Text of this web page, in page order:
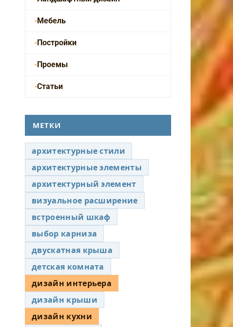
Мебель
Постройки
Проемы
Статьи
МЕТКИ
архитектурные стили
архитектурные элементы
архитектурный элемент
визуальное расширение
встроенный шкаф
выбор карниза
двускатная крыша
детская комната
дизайн интерьера
дизайн крыши
дизайн кухни